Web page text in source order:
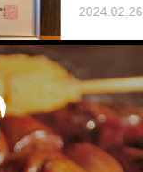
彰されました
2024.02.26